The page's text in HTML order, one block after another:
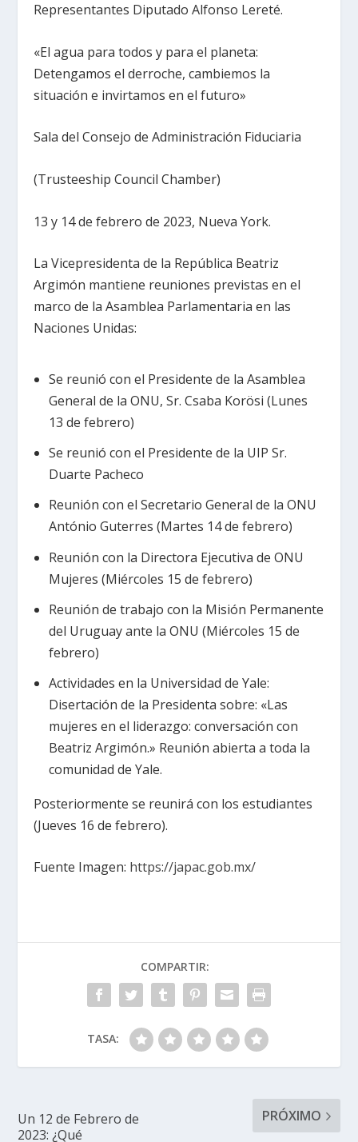
Representantes Diputado Alfonso Lereté.
«El agua para todos y para el planeta:
Detengamos el derroche, cambiemos la
situación e invirtamos en el futuro»
Sala del Consejo de Administración Fiduciaria
(Trusteeship Council Chamber)
13 y 14 de febrero de 2023, Nueva York.
La Vicepresidenta de la República Beatriz
Argimón mantiene reuniones previstas en el
marco de la Asamblea Parlamentaria en las
Naciones Unidas:
Se reunió con el Presidente de la Asamblea
General de la ONU, Sr. Csaba Korösi (Lunes
13 de febrero)
Se reunió con el Presidente de la UIP Sr.
Duarte Pacheco
Reunión con el Secretario General de la ONU
António Guterres (Martes 14 de febrero)
Reunión con la Directora Ejecutiva de ONU
Mujeres (Miércoles 15 de febrero)
Reunión de trabajo con la Misión Permanente
del Uruguay ante la ONU (Miércoles 15 de
febrero)
Actividades en la Universidad de Yale:
Disertación de la Presidenta sobre: «Las
mujeres en el liderazgo: conversación con
Beatriz Argimón.» Reunión abierta a toda la
comunidad de Yale.
Posteriormente se reunirá con los estudiantes
(Jueves 16 de febrero).
Fuente Imagen: https://japac.gob.mx/
COMPARTIR:
TASA:
Un 12 de Febrero de
2023: ¿Qué
PRÓXIMO